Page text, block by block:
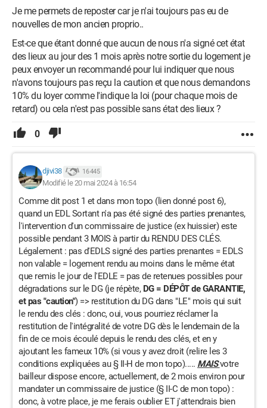
Je me permets de reposter car je n'ai toujours pas eu de
nouvelles de mon ancien proprio..
Est-ce que étant donné que aucun de nous n'a signé cet état
des lieux au jour des 1 mois après notre sortie du logement je
peux envoyer un recommandé pour lui indiquer que nous
n'avons toujours pas reçu la caution et que nous demandons
10% du loyer comme l'indique la loi (pour chaque mois de
retard) ou cela n'est pas possible sans état des lieux ?
0
djivi38 16 445
Modifié le 20 mai 2024 à 16:54
Comme dit post 1 et dans mon topo (lien donné post 6),
quand un EDL Sortant n'a pas été signé des parties prenantes,
l'intervention d'un commissaire de justice (ex huissier) este
possible pendant 3 MOIS à partir du RENDU DES CLÉS.
Légalement : pas d'EDLS signé des parties prenantes = EDLS
non valable = logement rendu au moins dans le même état
que remis le jour de l'EDLE = pas de retenues possibles pour
dégradations sur le DG (je répète, DG = DÉPÔT de GARANTIE,
et pas "caution") => restitution du DG dans "LE" mois qui suit
le rendu des clés : donc, oui, vous pourriez réclamer la
restitution de l'intégralité de votre DG dès le lendemain de la
fin de ce mois écoulé depuis le rendu des clés, et en y
ajoutant les fameux 10% (si vous y avez droit (relire les 3
conditions expliquées au § II-H de mon topo)..... MAISvotre
bailleur dispose encore, actuellement, de 2 mois environ pour
mandater un commissaire de justice (§ II-C de mon topo) :
donc, à votre place, je me ferais oublier ET j'attendrais bien